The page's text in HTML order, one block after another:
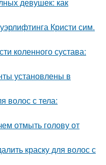
девушек: как
Кристи сим.
коленного сустава:
установлены в
волос с тела:
отмыть голову от
краску для волос с